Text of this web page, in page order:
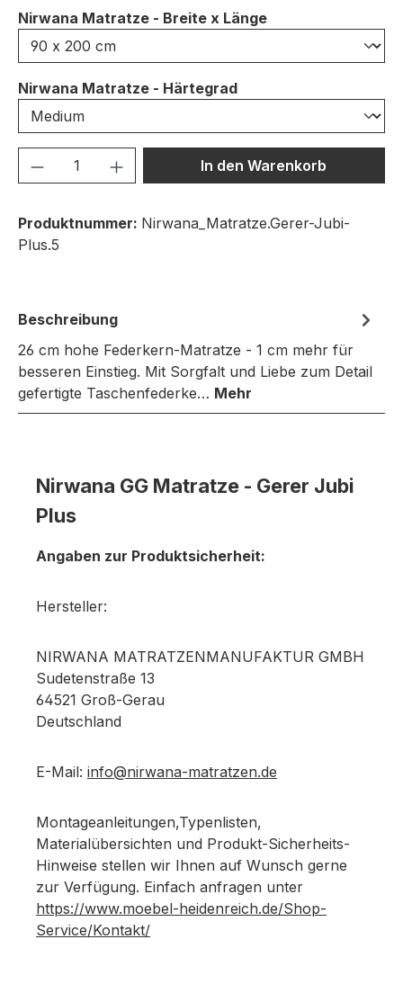
Nirwana Matratze - Breite x Längeauswählen
Nirwana Matratze - Härtegradauswählen
Produkt Anzahl: Gib denIn den Warenkorb
Produktnummer: Nirwana_Matratze.Gerer-Jubi-
Plus.5
Beschreibung
26 cm hohe Federkern-Matratze - 1 cm mehr für
besseren Einstieg. Mit Sorgfalt und Liebe zum Detail
gefertigte Taschenfederke… Mehr
Nirwana GG Matratze - Gerer Jubi
Plus
Angaben zur Produktsicherheit:
Hersteller:
NIRWANA MATRATZENMANUFAKTUR GMBH
Sudetenstraße 13
64521 Groß-Gerau
Deutschland
E-Mail: info@nirwana-matratzen.de
Montageanleitungen,Typenlisten,
Materialübersichten und Produkt-Sicherheits-
Hinweise stellen wir Ihnen auf Wunsch gerne
zur Verfügung. Einfach anfragen unter
https://www.moebel-heidenreich.de/Shop-
Service/Kontakt/